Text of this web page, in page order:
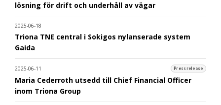
lösning för drift och underhåll av vägar
2025-06-18
Triona TNE central i Sokigos nylanserade system
Gaida
2025-06-11 Pressrelease
Maria Cederroth utsedd till Chief Financial Officer
inom Triona Group